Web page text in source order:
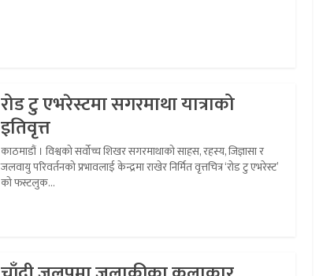
रोड टु एभरेस्टमा सगरमाथा यात्राको
इतिवृत्त
काठमाडौं । विश्वको सर्वोच्च शिखर सगरमाथाको साहस, रहस्य, जिज्ञासा र
जलवायु परिवर्तनको प्रभावलाई केन्द्रमा राखेर निर्मित वृत्तचित्र ‘रोड टु एभरेस्ट’
को फस्टलुक...